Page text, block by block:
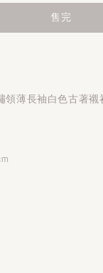
售完
領薄長袖白色古著襯